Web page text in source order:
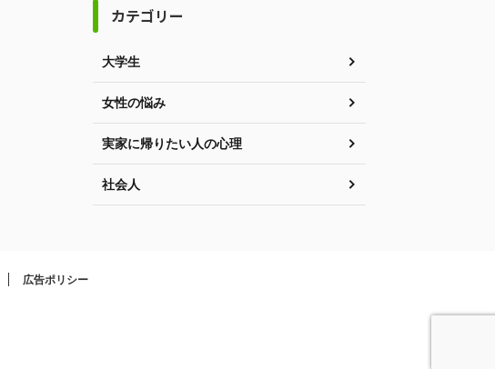
カテゴリー
大学生
女性の悩み
実家に帰りたい人の心理
社会人
広告ポリシー